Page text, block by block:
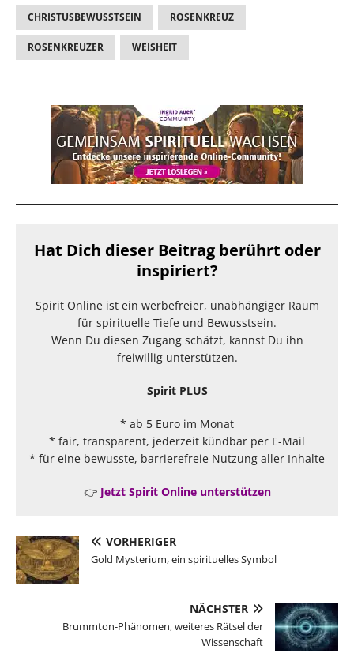
CHRISTUSBEWUSSTSEIN ROSENKREUZ
ROSENKREUZER WEISHEIT
Hat Dich dieser Beitrag berührt oder
inspiriert?
Spirit Online ist ein werbefreier, unabhängiger Raum
für spirituelle Tiefe und Bewusstsein.
Wenn Du diesen Zugang schätzt, kannst Du ihn
freiwillig unterstützen.
Spirit PLUS
* ab 5 Euro im Monat
* fair, transparent, jederzeit kündbar per E-Mail
* für eine bewusste, barrierefreie Nutzung aller Inhalte
👉 Jetzt Spirit Online unterstützen
VORHERIGER
Gold Mysterium, ein spirituelles Symbol
NÄCHSTER
Brummton-Phänomen, weiteres Rätsel der
Wissenschaft